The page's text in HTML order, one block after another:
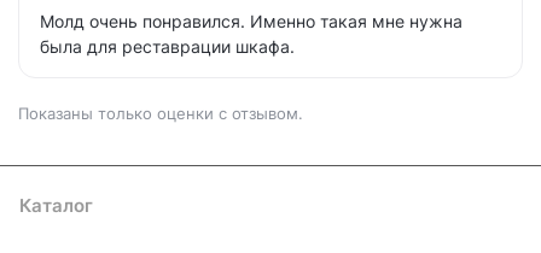
Молд очень понравился. Именно такая мне нужна
была для реставрации шкафа.
Показаны только оценки с отзывом.
Каталог